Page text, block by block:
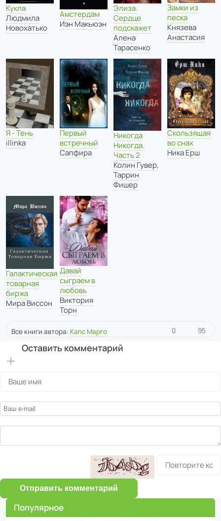
Кукла
Людмила
Новохатько
Амстердам
Иэн Макьюэн
Элиза.
Сердце
подскажет
Алена
Тарасенко
Замки из
песка
Князева
Анастасия
Я - Тень
illinka
Первый
встречный
Сапфира
Никогда
Никогда.
Часть 2
Колин Гувер,
Таррин
Фишер
Скользящая
во снах
Ника Ерш
Галактическая
товарная
биржа
Мира Виссон
Давай
сыграем в
любовь
Виктория
Торн
Все книги автора: Капс Марго 0 95
Оставить комментарий
Отправить комментарий
Популярное